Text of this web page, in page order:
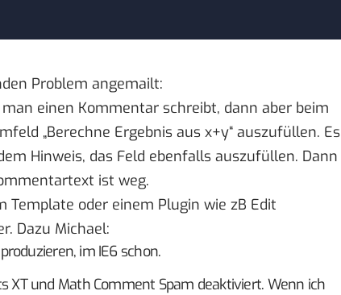
Problem angemailt:
einen Kommentar schreibt, dann aber beim
„Berechne Ergebnis aus x+y“ auszufüllen. Es
Hinweis, das Feld ebenfalls auszufüllen. Dann
ist weg.
Template oder einem Plugin wie zB Edit
Dazu Michael:
im IE6 schon.
XT und Math Comment Spam deaktiviert. Wenn ich